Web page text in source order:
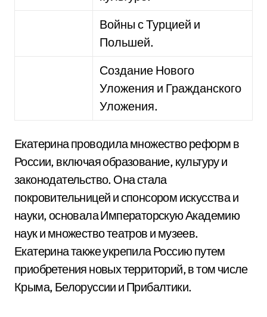
Войны с Турцией и
Польшей.
Создание Нового
Уложения и Гражданского
Уложения.
Екатерина проводила множество реформ в
России, включая образование, культуру и
законодательство. Она стала
покровительницей и спонсором искусства и
науки, основала Императорскую Академию
наук и множество театров и музеев.
Екатерина также укрепила Россию путем
приобретения новых территорий, в том числе
Крыма, Белоруссии и Прибалтики.